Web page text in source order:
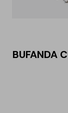
BUFANDA